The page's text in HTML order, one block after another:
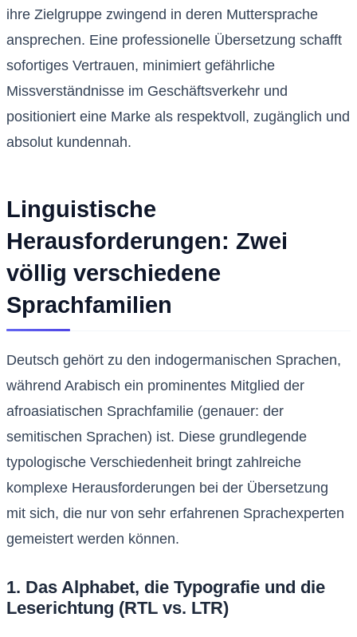
ihre Zielgruppe zwingend in deren Muttersprache
ansprechen. Eine professionelle Übersetzung schafft
sofortiges Vertrauen, minimiert gefährliche
Missverständnisse im Geschäftsverkehr und
positioniert eine Marke als respektvoll, zugänglich und
absolut kundennah.
Linguistische
Herausforderungen: Zwei
völlig verschiedene
Sprachfamilien
Deutsch gehört zu den indogermanischen Sprachen,
während Arabisch ein prominentes Mitglied der
afroasiatischen Sprachfamilie (genauer: der
semitischen Sprachen) ist. Diese grundlegende
typologische Verschiedenheit bringt zahlreiche
komplexe Herausforderungen bei der Übersetzung
mit sich, die nur von sehr erfahrenen Sprachexperten
gemeistert werden können.
1. Das Alphabet, die Typografie und die
Leserichtung (RTL vs. LTR)